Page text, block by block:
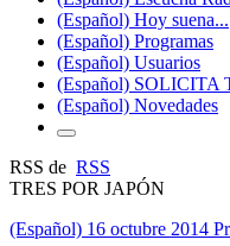
(Español) Hoy suena...
(Español) Programas
(Español) Usuarios
(Español) SOLICITA
(Español) Novedades
RSS de RSS
TRES POR JAPÓN
(Español) 16 octubre 2014